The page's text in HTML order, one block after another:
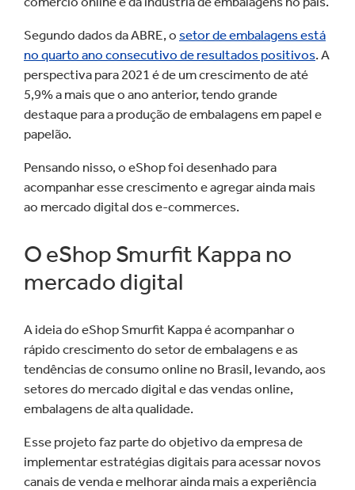
Segundo dados daABRE, o setor de embalagens está
no quarto ano consecutivo de resultados positivos. A
perspectiva para 2021 é de um crescimento de até
5,9% a mais que o ano anterior, tendo grande
destaque para a produção de embalagens em papel e
papelão.
Pensando nisso, o eShop foi desenhado para
acompanhar esse crescimento e agregar ainda mais
ao mercado digital dos e-commerces.
O eShop Smurfit Kappa no
mercado digital
A ideia do eShop Smurfit Kappa é acompanhar o
rápido crescimento do setor de embalagens e as
tendências de consumo online no Brasil, levando, aos
setores do mercado digital e das vendas online,
embalagens de alta qualidade.
Esse projeto faz parte do objetivo da empresa de
implementar estratégias digitais para acessar novos
canais de venda e melhorar ainda mais a experiência